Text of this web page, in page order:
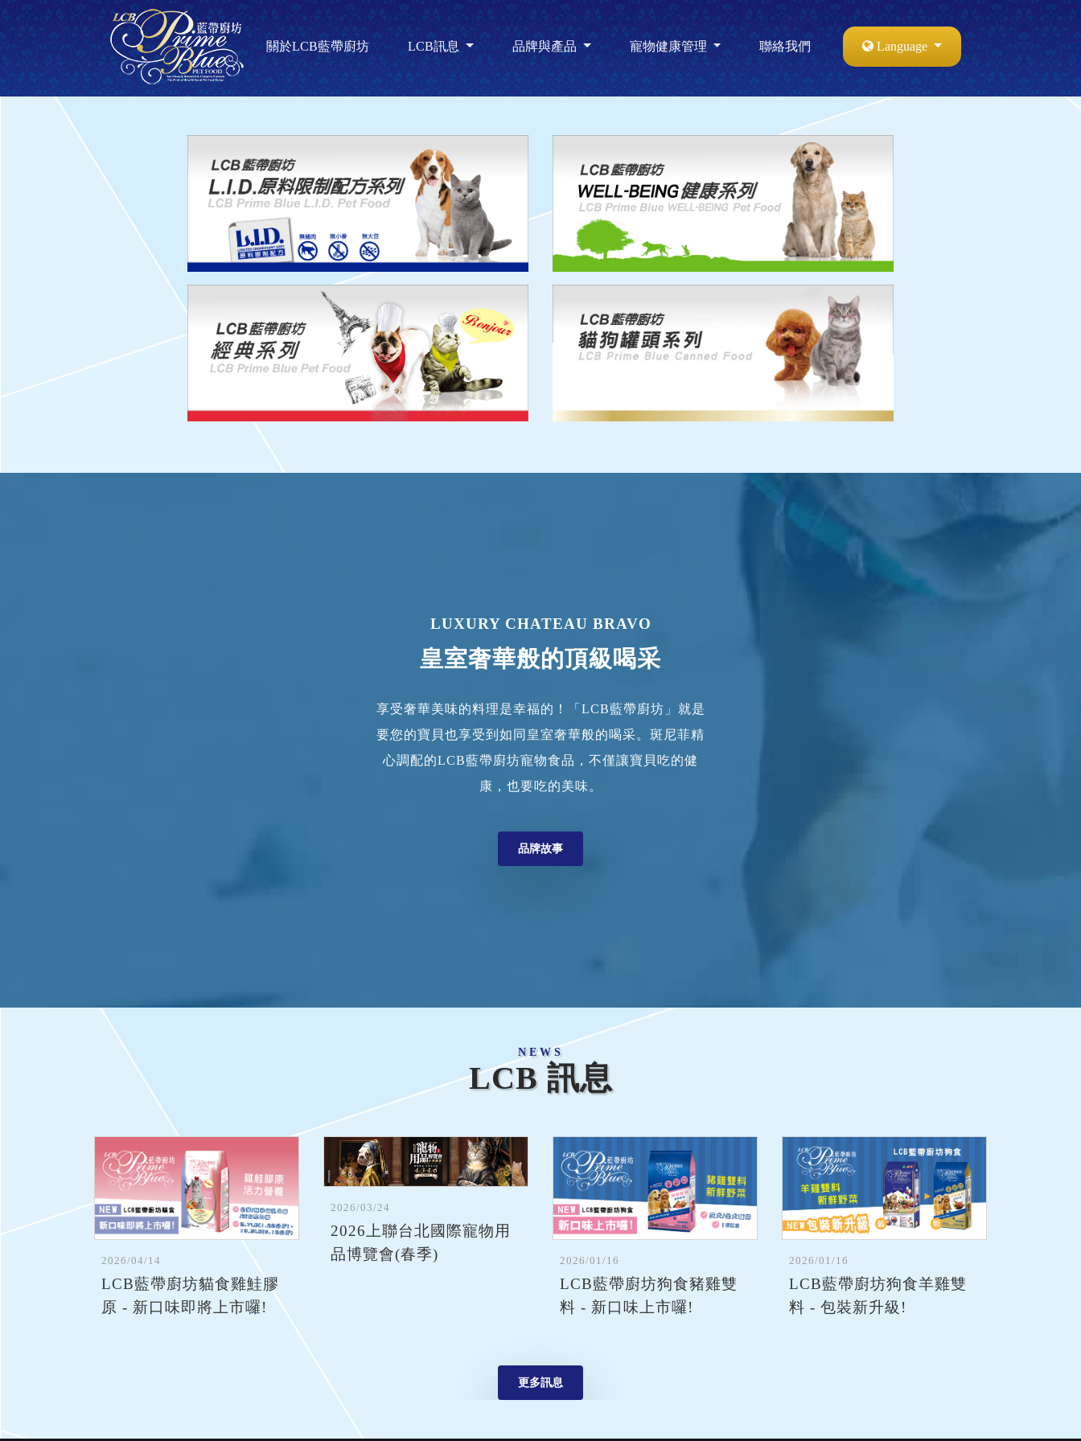
關於LCB藍帶廚坊 LCB訊息 品牌與產品 寵物健康管理 聯絡我們 Language
LUXURY CHATEAU BRAVO
皇室奢華般的頂級喝采
享受奢華美味的料理是幸福的！「LCB藍帶廚坊」就是
要您的寶貝也享受到如同皇室奢華般的喝采。斑尼菲精
心調配的LCB藍帶廚坊寵物食品，不僅讓寶貝吃的健
康，也要吃的美味。
品牌故事
NEWS
LCB 訊息
2026/04/14
LCB藍帶廚坊貓食雞鮭膠
原 - 新口味即將上市囉!
2026/03/24
2026上聯台北國際寵物用
品博覽會(春季)
2026/01/16
LCB藍帶廚坊狗食豬雞雙
料 - 新口味上市囉!
2026/01/16
LCB藍帶廚坊狗食羊雞雙
料 - 包裝新升級!
更多訊息